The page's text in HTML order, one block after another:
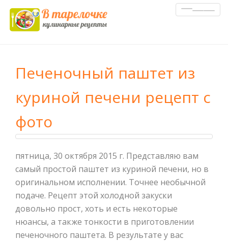
Печеночный паштет из
куриной печени рецепт с
фото
пятница, 30 октября 2015 г. Представляю вам
самый простой паштет из куриной печени, но в
оригинальном исполнении. Точнее необычной
подаче. Рецепт этой холодной закуски
довольно прост, хоть и есть некоторые
нюансы, а также тонкости в приготовлении
печеночного паштета. В результате у вас